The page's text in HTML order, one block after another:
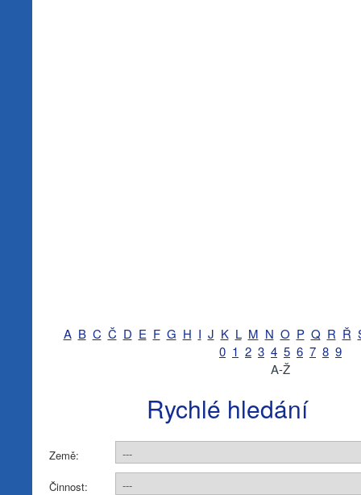
A B C Č D E F G H I J K L M N O P Q R Ř
0 1 2 3 4 5 6 7 8 9
A-Ž
Rychlé hledání
Země:
Činnost: